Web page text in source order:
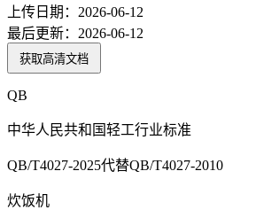
上传日期： 2026-06-12
最后更新： 2026-06-12
获取高清文档
QB
中华人民共和国轻工行业标准
QB/T4027-2025代替QB/T4027-2010
炊饭机